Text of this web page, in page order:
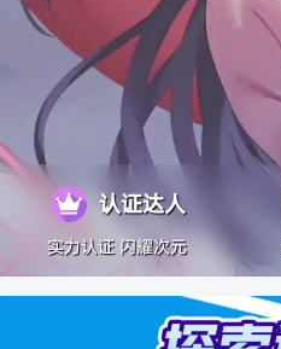
认证达人
实力认证 闪耀次元